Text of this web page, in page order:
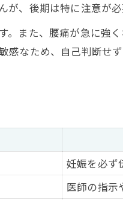
、後期は特に注意が必
また、腰痛が急に強
なため、自己判断せ
妊娠を必ず
医師の指示